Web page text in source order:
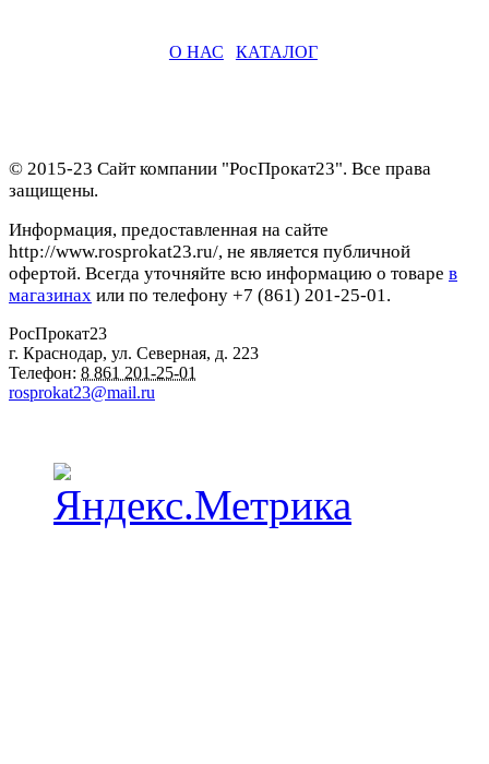
О НАС КАТАЛОГ
© 2015-23 Сайт компании "РосПрокат23". Все права
защищены.
Информация, предоставленная на сайте
http://www.rosprokat23.ru/, не является публичной
офертой. Всегда уточняйте всю информацию о товаре в
магазинах или по телефону +7 (861) 201-25-01.
РосПрокат23
г. Краснодар, ул. Северная, д. 223
Телефон: 8 861 201-25-01
rosprokat23@mail.ru